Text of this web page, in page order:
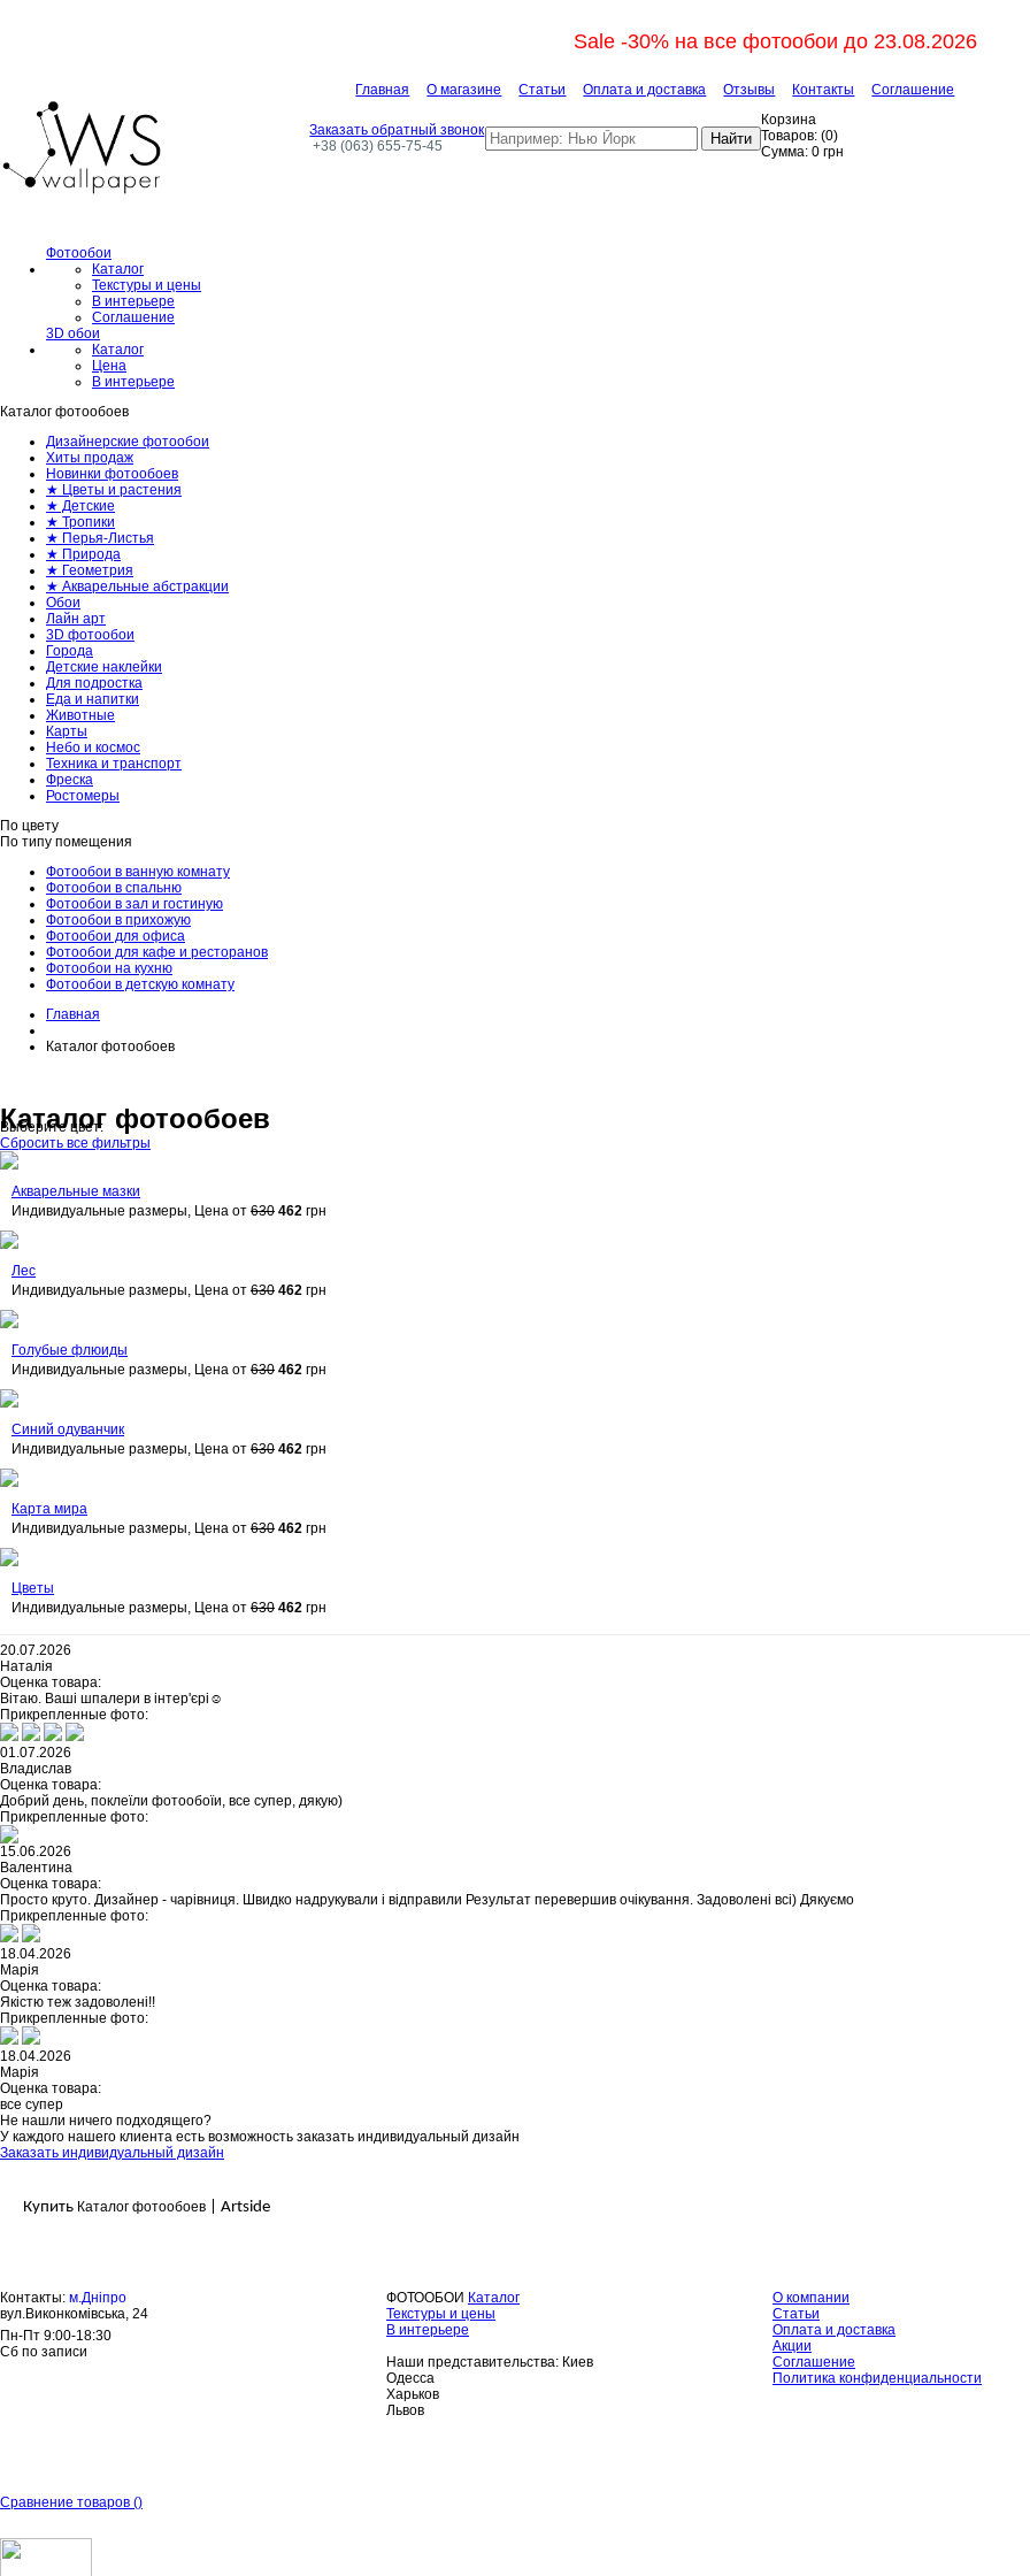
Sale -30% на все фотообои до 23.08.2026
Главная О магазине Статьи Оплата и доставка Отзывы Контакты Соглашение
Заказать обратный звонок
+38 (063) 655-75-45
Найти
Корзина
Товаров: (0)
Сумма: 0 грн
Фотообои
Каталог
Текстуры и цены
В интерьере
Соглашение
3D обои
Каталог
Цена
В интерьере
Каталог фотообоев
Дизайнерские фотообои
Хиты продаж
Новинки фотообоев
★ Цветы и растения
★ Детские
★ Тропики
★ Перья-Листья
★ Природа
★ Геометрия
★ Акварельные абстракции
Обои
Лайн арт
3D фотообои
Города
Детские наклейки
Для подростка
Еда и напитки
Животные
Карты
Небо и космос
Техника и транспорт
Фреска
Ростомеры
По цвету
По типу помещения
Фотообои в ванную комнату
Фотообои в спальню
Фотообои в зал и гостиную
Фотообои в прихожую
Фотообои для офиса
Фотообои для кафе и ресторанов
Фотообои на кухню
Фотообои в детскую комнату
Главная
Каталог фотообоев
Каталог фотообоев
Выберите цвет:
Сбросить все фильтры
Акварельные мазки
Индивидуальные размеры, Цена от 630 462 грн
Лес
Индивидуальные размеры, Цена от 630 462 грн
Голубые флюиды
Индивидуальные размеры, Цена от 630 462 грн
Синий одуванчик
Индивидуальные размеры, Цена от 630 462 грн
Карта мира
Индивидуальные размеры, Цена от 630 462 грн
Цветы
Индивидуальные размеры, Цена от 630 462 грн
20.07.2026
Наталія
Оценка товара:
Вітаю. Ваші шпалери в інтер'єрі☺️
Прикрепленные фото:
01.07.2026
Владислав
Оценка товара:
Добрий день, поклеїли фотообоїи, все супер, дякую)
Прикрепленные фото:
15.06.2026
Валентина
Оценка товара:
Просто круто. Дизайнер - чарівниця. Швидко надрукували і відправили Результат перевершив очікування. Задоволені всі) Дякуємо
Прикрепленные фото:
18.04.2026
Марія
Оценка товара:
Якістю теж задоволені!!
Прикрепленные фото:
18.04.2026
Марія
Оценка товара:
все супер
Не нашли ничего подходящего?
У каждого нашего клиента есть возможность заказать индивидуальный дизайн
Заказать индивидуальный дизайн
Купить Каталог фотообоев | Artside
Контакты: м.Дніпро
вул.Виконкомівська, 24
Пн-Пт 9:00-18:30
Сб по записи
ФОТООБОИ Каталог
Текстуры и цены
В интерьере
Наши представительства: Киев
Одесса
Харьков
Львов
О компании
Статьи
Оплата и доставка
Акции
Соглашение
Политика конфиденциальности
Сравнение товаров ()